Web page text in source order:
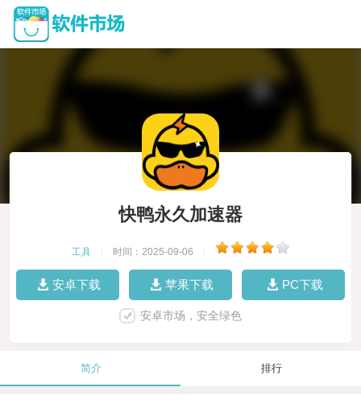
快鸭永久加速器
工具 时间：2025-09-06
安卓下载 苹果下载 PC下载
安卓市场，安全绿色
简介 排行